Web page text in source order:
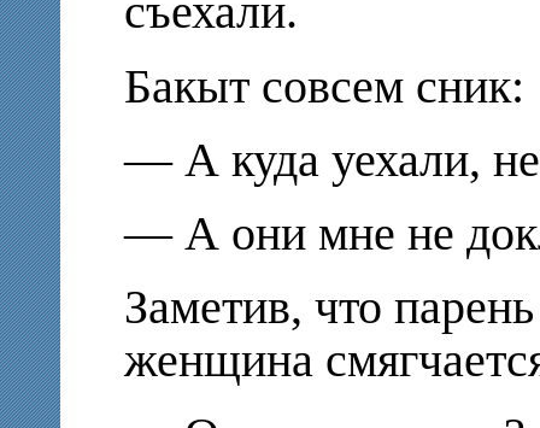
съехали.
Бакыт совсем сник:
— А куда уехали,
— А они мне не
Заметив, что
женщина